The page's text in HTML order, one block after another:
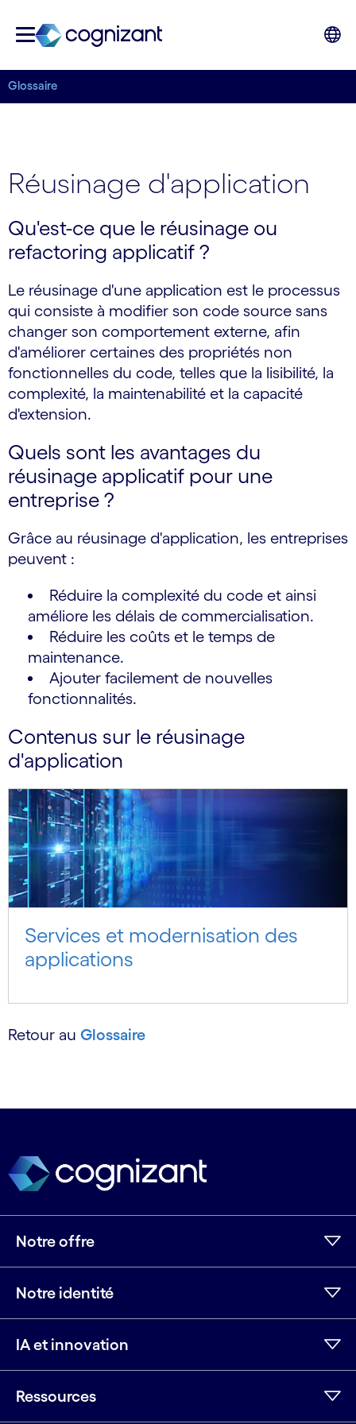
Glossaire
Réusinage d'application
Qu'est-ce que le réusinage ou
refactoring applicatif ?
Le réusinage d'une application est le processus
qui consiste à modifier son code source sans
changer son comportement externe, afin
d'améliorer certaines des propriétés non
fonctionnelles du code, telles que la lisibilité, la
complexité, la maintenabilité et la capacité
d'extension.
Quels sont les avantages du
réusinage applicatif pour une
entreprise ?
Grâce au réusinage d'application, les entreprises
peuvent :
Réduire la complexité du code et ainsi
améliore les délais de commercialisation.
Réduire les coûts et le temps de
maintenance.
Ajouter facilement de nouvelles
fonctionnalités.
Contenus sur le réusinage
d'application
Services et modernisation des
applications
Retour au Glossaire
Notre offre
Notre identité
IA et innovation
Ressources